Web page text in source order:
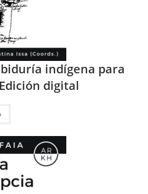
indígena para
digital